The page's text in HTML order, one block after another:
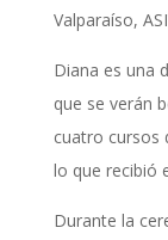
Valparaíso,
Diana es una
que se verán
cuatro cursos
lo que recibió
Durante la